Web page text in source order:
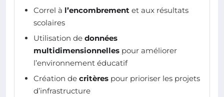
Correl à l’encombrement et aux résultats
scolaires
Utilisation de données
multidimensionnelles pour améliorer
l’environnement éducatif
Création de critères pour prioriser les projets
d’infrastructure